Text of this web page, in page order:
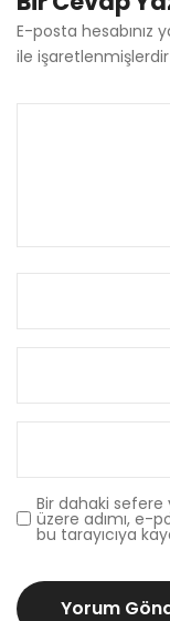
E-posta hesabınız
ile işaretlenmişlerdir
Bir dahaki sefere
üzere adımı, e-
bu tarayıcıya